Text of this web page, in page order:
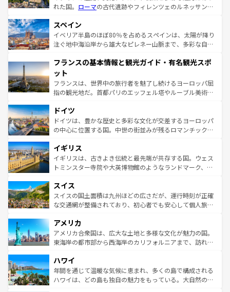
れた国。 ローマの古代遺跡やフィレンツェのルネッサンス
ろん、トスカーナの美しい田園風景やアマルフィ海岸の絶
景など、自然景観も見逃せない。観光の合間には、本場の
ピザやパスタなど、絶品のイタリア料理を堪能することも
ませてくれるイタリアで、忘れられない旅をしてみよう！
なお、新着のイタリア情報は
しい。
スペイン
イベリア半島のほぼ80％を占めるスペインは、太陽が降り
注ぐ地中海沿岸から雄大なピレネー山脈まで、多彩な自然
文化が根付くこの国では、情熱的なフラメンコ、熱気あふ
れる闘牛、そして美味しいタパスが生活の一部となってい
る。首都マドリードの洗練された雰囲気や、バルセロナの
アートに溢れた街角から、地方では古代ローマ遺跡や中世
せる。地方によって風土や気候が異なるスペインはその個
性で訪れる人を魅了する。 なお、新着のスペイン情報は コ
ンテンツ一覧を参照してほしい。
フランスの基本情報と観光ガイド・有名観光スポ
ット
フランスは、世界中の旅行者を魅了し続けるヨーロッパ屈
指の観光地だ。首都パリのエッフェル塔やルーブル美術館
で、幅広い魅力が詰まっている。華麗な宮殿、歴史的な大
聖堂、美しいビーチ、そして豊かな自然が、訪れる者を心
から魅了する。また、フランスは美食の国としても知ら
いる。シャンパンの発祥地であるランス、プロヴァンスの
香り高いラベンダー畑など、多彩な楽しみ方が可能だ。さ
らに、パリ以外の地域にも魅力が溢れており、どの街角に
れる地方に足を運ぶとそれぞれで全く異なる文化を体験で
きるだろう。 なお、新着のフランス情報はコンテンツ一覧
を参照してほしい。
ドイツ
ドイツは、豊かな歴史と多彩な文化が交差するヨーロッパ
の中心に位置する国。中世の街並みが残るロマンチック街
顔を持つこの国は、どこを歩いても飽きることがない。ベ
ルリンの文化的活気、バイエルン州のアルプスの絶景、そ
してライン川沿いのワイン畑といった風景は必見。ビール
は、お酒好きな人にはぜひ体験してほしい。 なお、新着の
ドイツ情報はコンテンツ一覧を参照してほしい。
イギリス
イギリスは、古きよき伝統と最先端が共存する国。ウェス
トミンスター寺院や大英博物館のようなランドマーク、歴
リアごとに異なる魅力がある。また、優雅なアフタヌーン
ティー、ビール好きにはたまらない英国パブ、サッカー観
戦など、本場だからこそできる体験も豊富。イギリスを旅
ンツ一覧を参照してほしい。
スイス
スイスの国土面積は九州ほどの広さだが、運行時刻が正確
な交通網が整備されており、初心者でも安心して個人旅行
の建物がそのまま残る町や、スイスならではのユニークな
博物館もあり、アルプス観光だけでなく町歩きも満喫する
ことができる。国民の所得が高いため物価も高いが、旅行
ば市内交通費無料で観光を楽しむこともできる。 なお、新
着のスイス情報はコンテンツ一覧 を参照してほしい。
アメリカ
アメリカ合衆国は、広大な土地と多様な文化が魅力の国。
東海岸の都市部から西海岸のカリフォルニアまで、訪れる
のような巨大都市は、観光、ショッピング、エンターテイ
ンメントが詰まった刺激的なスポットだ。一方、アメリカ
西部には大自然が広がり、グランドキャニオンやイエロー
ハワイ
年間を通じて温暖な気候に恵まれ、多くの島で構成される
ハワイは、どの島も独自の魅力をもっている。大自然の神